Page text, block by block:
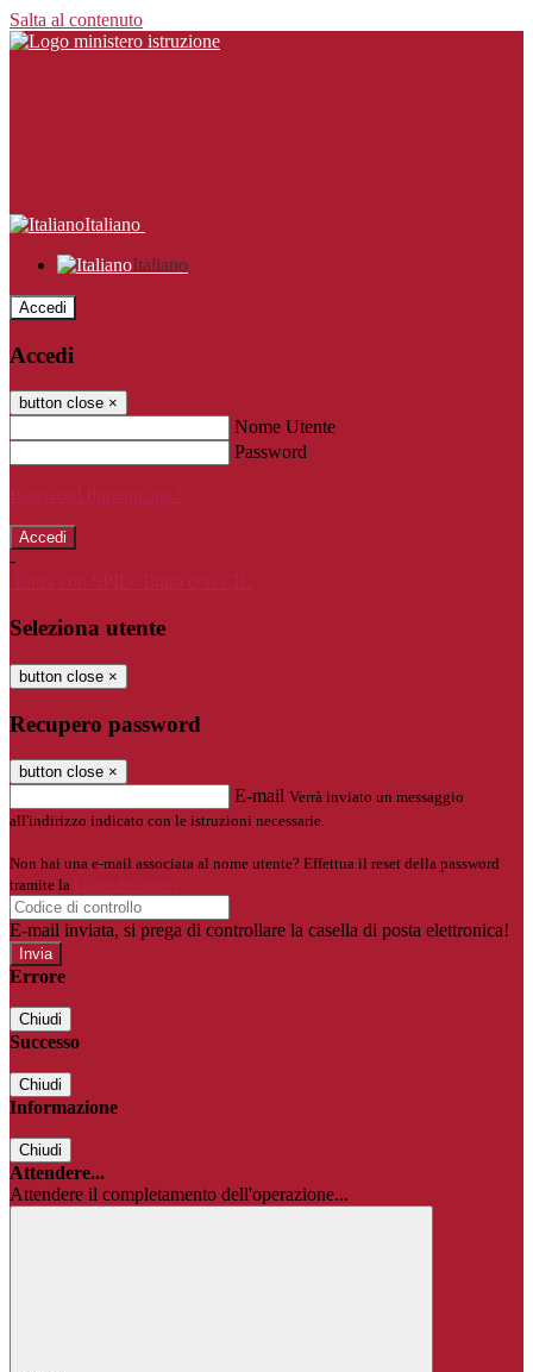
Salta al contenuto
Italiano
Italiano
Accedi
Accedi
button close ×
Nome Utente
Password
Password dimenticata?
-
Entra con SPID
Entra con CIE
Seleziona utente
button close ×
Recupero password
button close ×
E-mail Verrà inviato un messaggio
all'indirizzo indicato con le istruzioni necessarie.
Non hai una e-mail associata al nome utente? Effettua il reset della password
tramite la
Login Spaggiari
E-mail inviata, si prega di controllare la casella di posta elettronica!
Errore
Chiudi
Successo
Chiudi
Informazione
Chiudi
Attendere...
Attendere il completamento dell'operazione...